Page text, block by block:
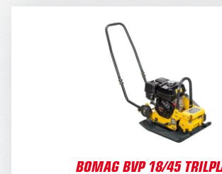
BOMAG BVP 18/45
BOMAG BVP 18/45
40,-
150,-